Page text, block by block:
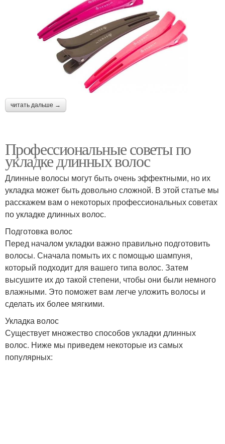
читать дальше →
Профессиональные советы по
укладке длинных волос
Длинные волосы могут быть очень эффектными, но их
укладка может быть довольно сложной. В этой статье мы
расскажем вам о некоторых профессиональных советах
по укладке длинных волос.
Подготовка волос
Перед началом укладки важно правильно подготовить
волосы. Сначала помыть их с помощью шампуня,
который подходит для вашего типа волос. Затем
высушите их до такой степени, чтобы они были немного
влажными. Это поможет вам легче уложить волосы и
сделать их более мягкими.
Укладка волос
Существует множество способов укладки длинных
волос. Ниже мы приведем некоторые из самых
популярных: